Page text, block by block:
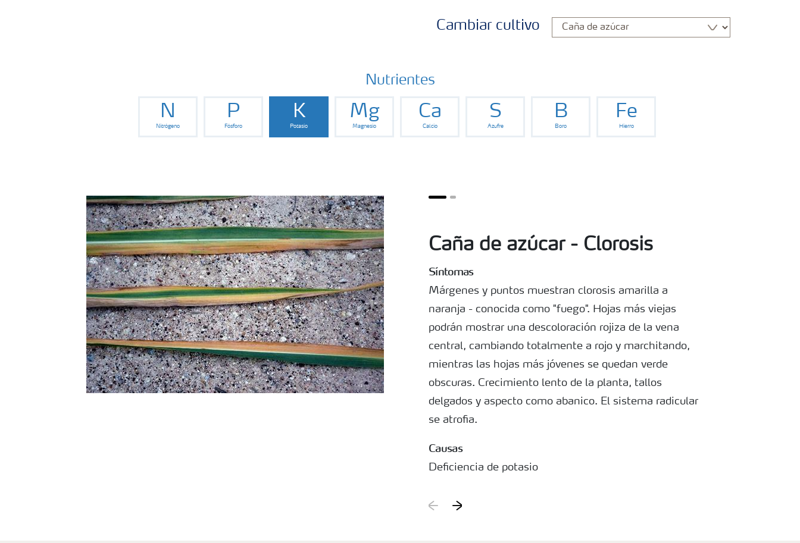
Cambiar cultivo
Nutrientes
N
Nitrógeno
P
Fósforo
K
Potasio
Mg
Magnesio
Ca
Calcio
S
Azufre
B
Boro
Fe
Hierro
Caña de azúcar - Clorosis
Síntomas
Márgenes y puntos muestran clorosis amarilla a
naranja - conocida como "fuego". Hojas más viejas
podrán mostrar una descoloración rojiza de la vena
central, cambiando totalmente a rojo y marchitando,
mientras las hojas más jóvenes se quedan verde
obscuras. Crecimiento lento de la planta, tallos
delgados y aspecto como abanico. El sistema radicular
se atrofia.
Causas
Deficiencia de potasio